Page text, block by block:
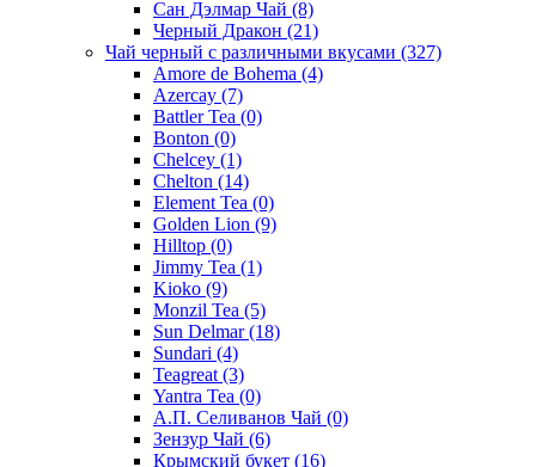
Сан Дэлмар Чай (8)
Черный Дракон (21)
Чай черный с различными вкусами (327)
Amore de Bohema (4)
Azercay (7)
Battler Tea (0)
Bonton (0)
Chelcey (1)
Chelton (14)
Element Tea (0)
Golden Lion (9)
Hilltop (0)
Jimmy Tea (1)
Kioko (9)
Monzil Tea (5)
Sun Delmar(18)
Sundari (4)
Teagreat (3)
Yantra Tea (0)
А.П. Селиванов Чай (0)
Зензур Чай (6)
Крымский букет (16)